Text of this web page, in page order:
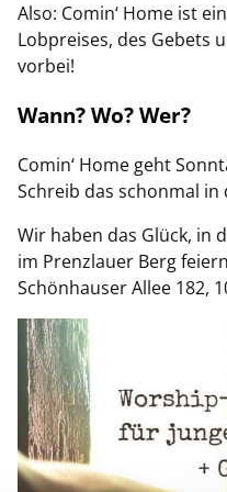
Also: Comin‘ Home ist
Lobpreises, des Gebets
vorbei!
Wann? Wo? Wer?
Comin‘ Home geht
Schreib das schonmal in
Wir haben das Glück, in
im Prenzlauer Berg
Schönhauser Allee 182,